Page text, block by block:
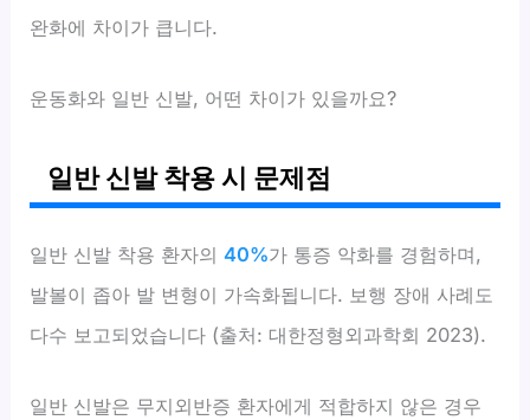
완화에 차이가 큽니다.
운동화와 일반 신발, 어떤 차이가 있을까요?
일반 신발 착용 시 문제점
일반 신발 착용 환자의40%가 통증 악화를 경험하며,
발볼이 좁아 발 변형이 가속화됩니다. 보행 장애 사례도
다수 보고되었습니다 (출처: 대한정형외과학회 2023).
일반 신발은 무지외반증 환자에게 적합하지 않은 경우